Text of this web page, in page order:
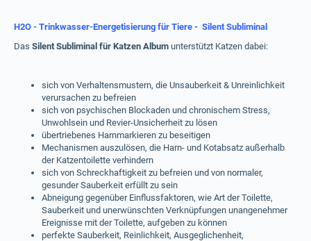
H2O - Trinkwasser-Energetisierung für Tiere - Silent Subliminal
Das Silent Subliminal für Katzen Album unterstützt Katzen dabei:
sich von Verhaltensmustern, die Unsauberkeit & Unreinlichkeit
verursachen zu befreien
sich von psychischen Blockaden und chronischem Stress,
Unwohlsein und Revier-Unsicherheit zu lösen
übertriebenes Harnmarkieren zu beseitigen
Mechanismen auszulösen, die Harn- und Kotabsatz außerhalb
der Katzentoilette verhindern
sich von Schreckhaftigkeit zu befreien und von normaler,
gesunder Sauberkeit erfüllt zu sein
Abneigung gegenüber Einflussfaktoren, wie Art der Toilette,
Sauberkeit und unerwünschten Verknüpfungen unangenehmer
Ereignisse mit der Toilette, aufgeben zu können
perfekte Sauberkeit, Reinlichkeit, Ausgeglichenheit,